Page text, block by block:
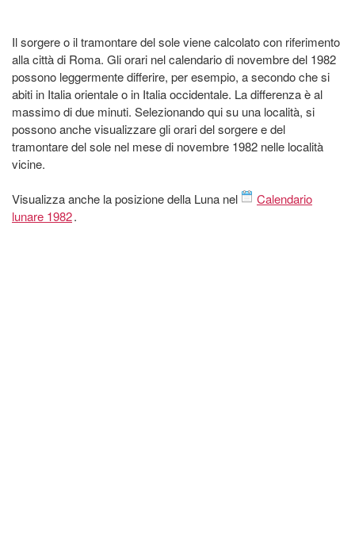
Il sorgere o il tramontare del sole viene calcolato con riferimento
alla città di Roma. Gli orari nel calendario di novembre del 1982
possono leggermente differire, per esempio, a secondo che si
abiti in Italia orientale o in Italia occidentale. La differenza è al
massimo di due minuti. Selezionando qui su una località, si
possono anche visualizzare gli orari del sorgere e del
tramontare del sole nel mese di novembre 1982 nelle località
vicine.
Visualizza anche la posizione della Luna nel
Calendario
lunare 1982.